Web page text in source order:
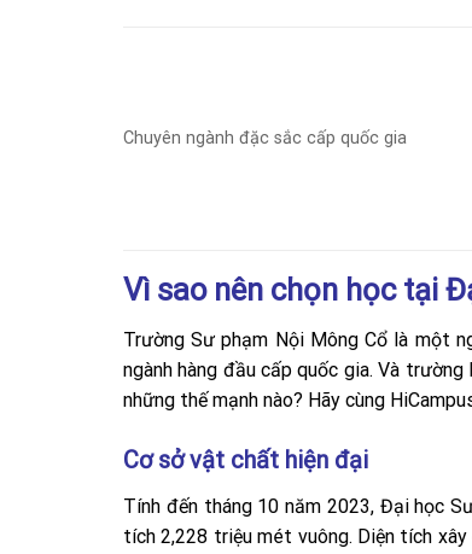
Chuyên ngành đặc sắc cấp quốc gia
Vì sao nên chọn học tại
Trường Sư phạm Nội Mông Cổ là một
ngành hàng đầu cấp quốc gia. Và
những thế mạnh nào? Hãy cùng
Cơ sở vật chất hiện đại
Tính đến tháng 10 năm 2023, Đại học
tích 2,228 triệu mét vuông. Diện tích